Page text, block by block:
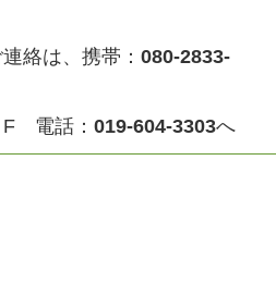
絡は、携帯： 080-2833-
F 電話： 019-604-3303へ